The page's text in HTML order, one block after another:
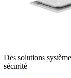
Des solutions
sécurité